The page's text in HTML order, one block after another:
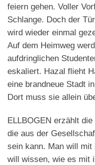
feiern gehen. Voller
Schlange. Doch der
wird wieder einmal
Auf dem Heimweg
aufdringlichen
eskaliert. Hazal flieht
eine brandneue Stadt
Dort muss sie allein
ELLBOGEN erzählt
die aus der
sein kann. Man will mit
will wissen, wie es mit